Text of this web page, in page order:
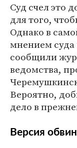
Суд счел это
для того,
Однако в
мнением суда
сообщили
ведомства,
Вероятно,
дело в
Версия